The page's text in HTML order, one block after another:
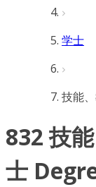
学士
技能
832 技
士